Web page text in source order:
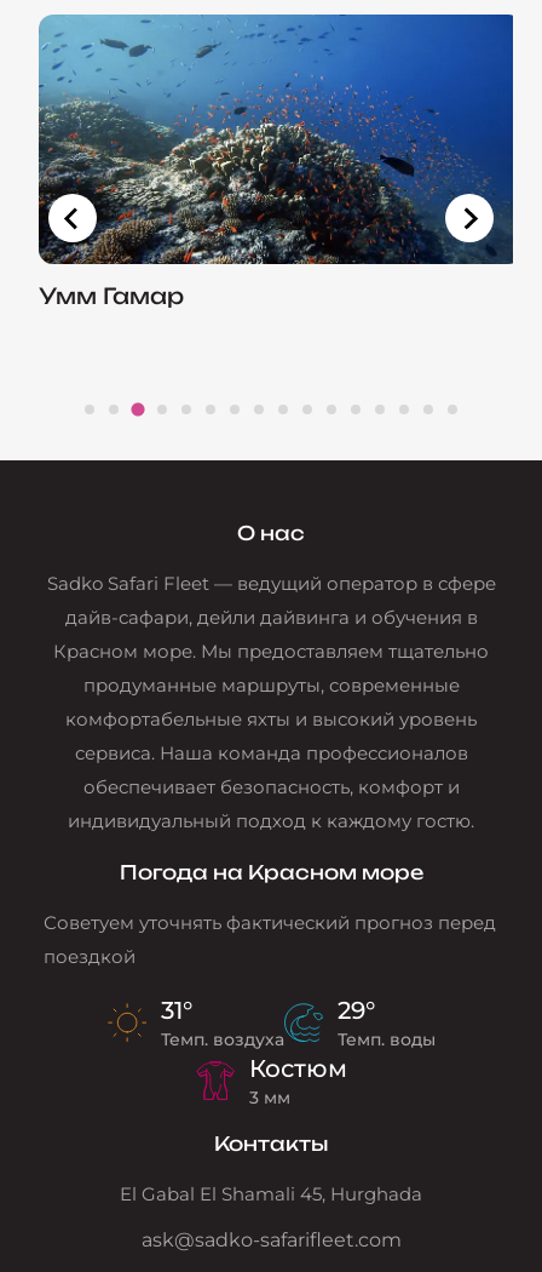
Умм Гамар
О нас
Sadko Safari Fleet — ведущий оператор в сфере
дайв-сафари, дейли дайвинга и обучения в
Красном море. Мы предоставляем тщательно
продуманные маршруты, современные
комфортабельные яхты и высокий уровень
сервиса. Наша команда профессионалов
обеспечивает безопасность, комфорт и
индивидуальный подход к каждому гостю.
Погода на Красном море
Советуем уточнять фактический прогноз перед
поездкой
31°
Темп. воздуха
29°
Темп. воды
Костюм
3 мм
Контакты
El Gabal El Shamali 45, Hurghada
ask@sadko-safarifleet.com